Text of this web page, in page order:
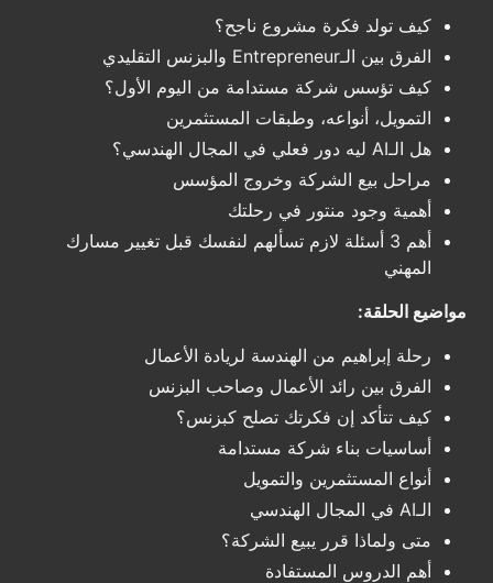
كيف تولد فكرة مشروع ناجح؟
الفرق بين الـEntrepreneur والبزنس التقليدي
كيف تؤسس شركة مستدامة من اليوم الأول؟
التمويل، أنواعه، وطبقات المستثمرين
هل الـAI ليه دور فعلي في المجال الهندسي؟
مراحل بيع الشركة وخروج المؤسس
أهمية وجود منتور في رحلتك
أهم 3 أسئلة لازم تسألهم لنفسك قبل تغيير مسارك
المهني
مواضيع الحلقة:
رحلة إبراهيم من الهندسة لريادة الأعمال
الفرق بين رائد الأعمال وصاحب البزنس
كيف تتأكد إن فكرتك تصلح كبزنس؟
أساسيات بناء شركة مستدامة
أنواع المستثمرين والتمويل
الـAI في المجال الهندسي
متى ولماذا قرر يبيع الشركة؟
أهم الدروس المستفادة